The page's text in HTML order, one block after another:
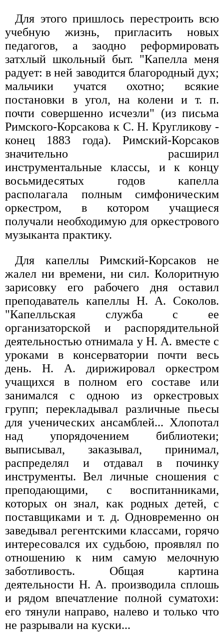
Для этого пришлось перестроить всю
учебную жизнь, пригласить новых
педагогов, а заодно реформировать
затхлый школьный быт. "Капелла меня
радует: в ней заводится благородный дух;
мальчики учатся охотно; всякие
постановки в угол, на колени и т. п.
почти совершенно исчезли" (из письма
Римского-Корсакова к С. Н. Кругликову -
конец 1883 года). Римский-Корсаков
значительно расширил
инструментальные классы, и к концу
восьмидесятых годов капелла
располагала полным симфоническим
оркестром, в котором учащиеся
получали необходимую для оркестрового
музыканта практику.
Для капеллы Римский-Корсаков не
жалел ни времени, ни сил. Колоритную
зарисовку его рабочего дня оставил
преподаватель капеллы Н. А. Соколов.
"Капелльская служба с ее
организаторской и распорядительной
деятельностью отнимала у Н. А. вместе с
уроками в консерватории почти весь
день. Н. А. дирижировал оркестром
учащихся в полном его составе или
занимался с одною из оркестровых
групп; перекладывал различные пьесы
для ученических ансамблей... Хлопотал
над упорядочением библиотеки;
выписывал, заказывал, принимал,
распределял и отдавал в починку
инструменты. Вел личные сношения с
преподающими, с воспитанниками,
которых он знал, как родных детей, с
поставщиками и т. д. Одновременно он
заведывал регентскими классами, горячо
интересовался их судьбою, проявлял по
отношению к ним самую мелочную
заботливость. Общая картина
деятельности Н. А. производила сплошь
и рядом впечатление полной суматохи:
его тянули направо, налево и только что
не разрывали на куски...